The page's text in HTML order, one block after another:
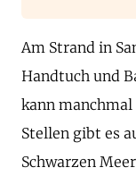
Am Strand in
Handtuch und
kann manchmal
Stellen gibt es
Schwarzen